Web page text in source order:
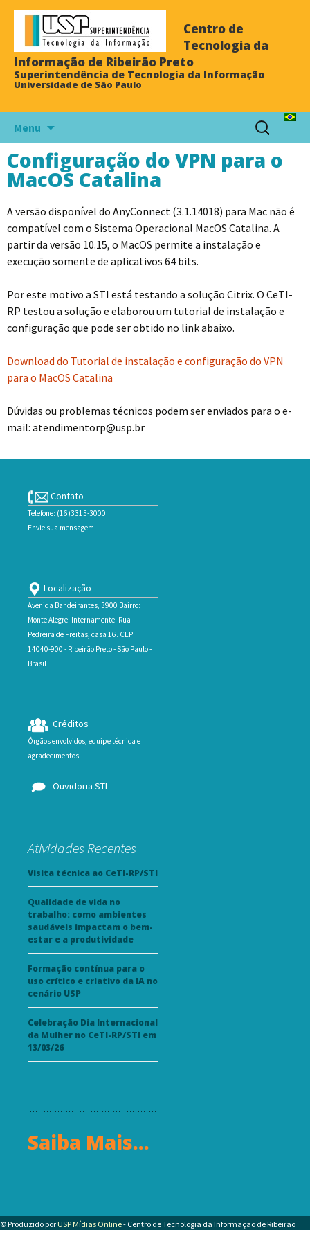
Centro de
Tecnologia da
Informação de Ribeirão Preto
Superintendência de Tecnologia da Informação
Universidade de São Paulo
Menu
Configuração do VPN para o
MacOS Catalina
A versão disponível do AnyConnect (3.1.14018) para Mac não é
compatível com o Sistema Operacional MacOS Catalina. A
partir da versão 10.15, o MacOS permite a instalação e
execução somente de aplicativos 64 bits.
Por este motivo a STI está testando a solução Citrix. O CeTI-
RP testou a solução e elaborou um tutorial de instalação e
configuração que pode ser obtido no link abaixo.
Download do Tutorial de instalação e configuração do VPN
para o MacOS Catalina
Dúvidas ou problemas técnicos podem ser enviados para o e-
mail: atendimentorp@usp.br
Contato
Telefone: (16)3315-3000
Envie sua mensagem
Localização
Avenida Bandeirantes, 3900 Bairro:
Monte Alegre. Internamente: Rua
Pedreira de Freitas, casa 16. CEP:
14040-900 - Ribeirão Preto - São Paulo -
Brasil
Créditos
Órgãos envolvidos, equipe técnica e
agradecimentos.
Ouvidoria STI
Atividades Recentes
Visita técnica ao CeTI-RP/STI
Qualidade de vida no
trabalho: como ambientes
saudáveis impactam o bem-
estar e a produtividade
Formação contínua para o
uso crítico e criativo da IA no
cenário USP
Celebração Dia Internacional
da Mulher no CeTI-RP/STI em
13/03/26
Saiba Mais...
© Produzido por USP Mídias Online- Centro de Tecnologia da Informação de Ribeirão